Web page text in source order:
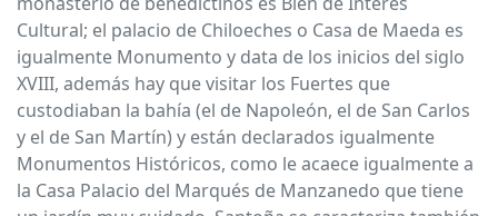
Cultural; el palacio de Chiloeches o Casa de Maeda es
igualmente Monumento y data de los inicios del siglo
XVIII, además hay que visitar los Fuertes que
custodiaban la bahía (el de Napoleón, el de San Carlos
y el de San Martín) y están declarados igualmente
Monumentos Históricos, como le acaece igualmente a
la Casa Palacio del Marqués de Manzanedo que tiene